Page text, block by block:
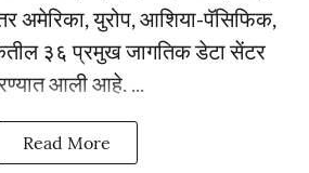
अमेरिका, युरोप, आशिया-पॅसिफिक,
३६ प्रमुख जागतिक डेटा सेंटर
आली आहे. ...
Read More